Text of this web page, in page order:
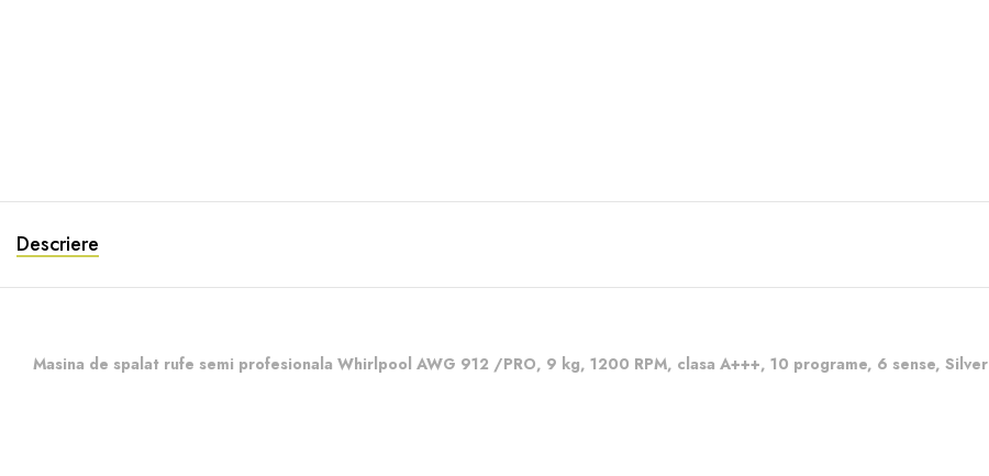
Descriere
Masina de spalat rufe semi profesionala Whirlpool AWG 912 /PRO, 9 kg, 1200 RPM, clasa A+++, 10 programe, 6 sense, Silver